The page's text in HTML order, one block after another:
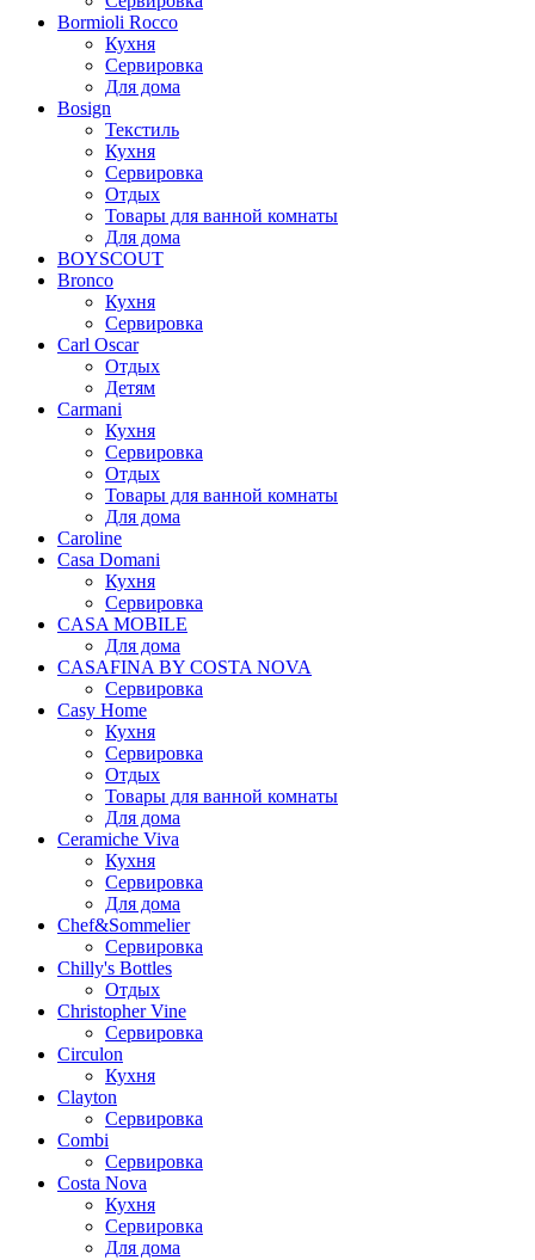
Bormioli Rocco
Кухня
Сервировка
Для дома
Bosign
Текстиль
Кухня
Сервировка
Отдых
Товары для ванной комнаты
Для дома
BOYSCOUT
Bronco
Кухня
Сервировка
Carl Oscar
Отдых
Детям
Carmani
Кухня
Сервировка
Отдых
Товары для ванной комнаты
Для дома
Caroline
Casa Domani
Кухня
Сервировка
CASA MOBILE
Для дома
CASAFINA BY COSTA NOVA
Сервировка
Casy Home
Кухня
Сервировка
Отдых
Товары для ванной комнаты
Для дома
Ceramiche Viva
Кухня
Сервировка
Для дома
Chef&Sommelier
Сервировка
Chilly's Bottles
Отдых
Christopher Vine
Сервировка
Circulon
Кухня
Clayton
Сервировка
Combi
Сервировка
Costa Nova
Кухня
Сервировка
Для дома